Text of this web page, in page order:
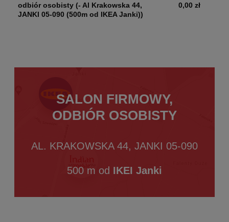
odbiór osobisty (- Al Krakowska 44,
JANKI 05-090 (500m od IKEA Janki))
0,00 zł
SALON FIRMOWY,
ODBIÓR OSOBISTY
AL. KRAKOWSKA 44, JANKI 05-090
500 m od IKEI Janki